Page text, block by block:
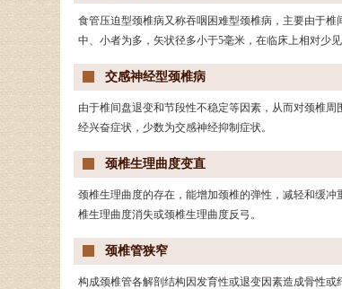
食管压迫型颈椎病又称吞咽困难型颈椎病，主要由于
中、小者为多，矢状径多小于5毫米，在临床上相对少见
交感神经型颈椎病
由于椎间盘退变和节段性不稳定等因素，从而对颈椎
经兴奋症状，少数为交感神经抑制症状。
颈椎生理曲度变直
颈椎生理曲度的存在，能增加颈椎的弹性，减轻和缓
椎生理曲度消失或颈椎生理曲度反弓。
颈椎管狭窄
构成颈椎管各解剖结构因发育性或退变因素造成骨性